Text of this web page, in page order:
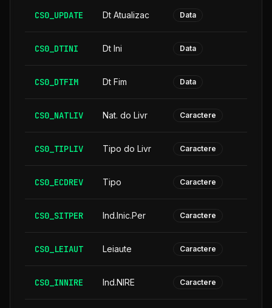
CS0_UPDATE Dt Atualizac Data
CS0_DTINI Dt Ini Data
CS0_DTFIM Dt Fim Data
CS0_NATLIV Nat. do Livr Caractere
CS0_TIPLIV Tipo do Livr Caractere
CS0_ECDREV Tipo Caractere
CS0_SITPER Ind.Inic.Per Caractere
CS0_LEIAUT Leiaute Caractere
CS0_INNIRE Ind.NIRE Caractere